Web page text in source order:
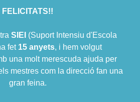
FELICITATS!!
SIEI (Suport Intensiu d'Escola
fet 15 anyets, i hem volgut
una molt merescuda ajuda per
mestres com la direcció fan una
gran feina.